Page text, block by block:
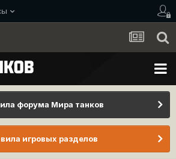
форума Мира танков
игровых разделов